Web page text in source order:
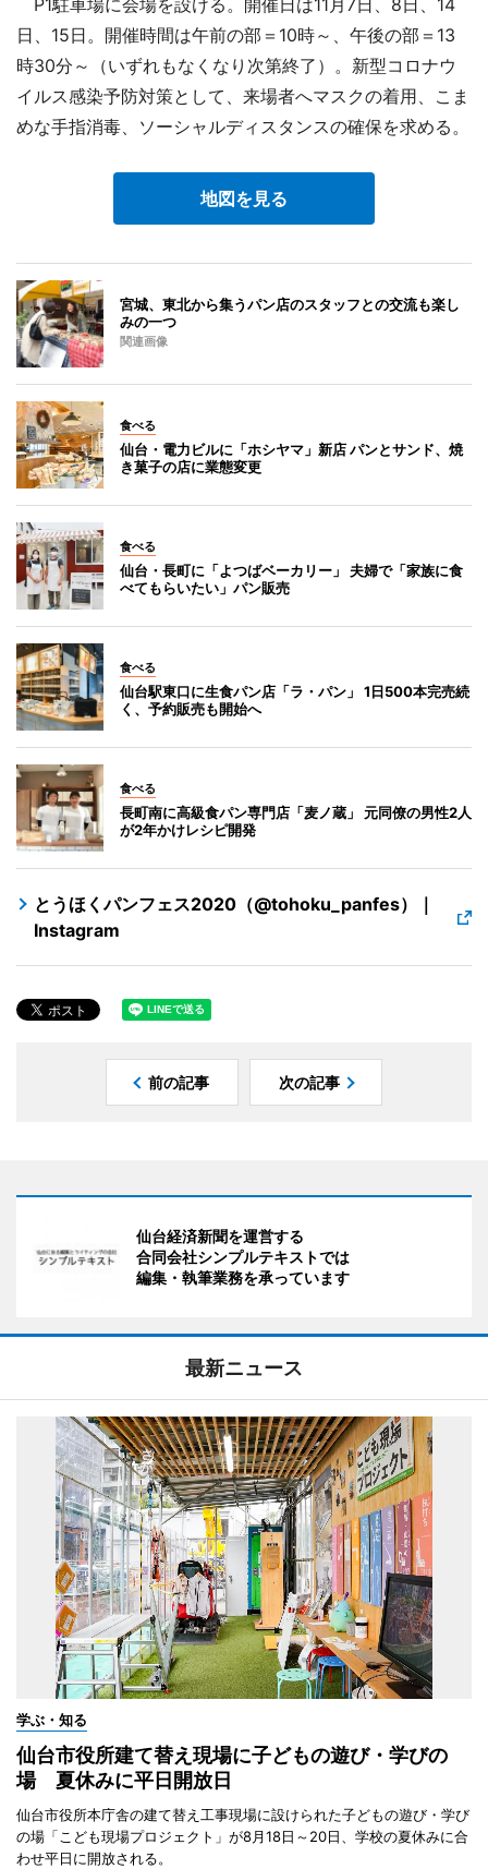
日、15日。開催時間は午前の部＝10時～、午後の部＝13
時30分～（いずれもなくなり次第終了）。新型コロナウ
イルス感染予防対策として、来場者へマスクの着用、こま
めな手指消毒、ソーシャルディスタンスの確保を求める。
地図を見る
宮城、東北から集うパン店のスタッフとの交流も楽し
みの一つ
関連画像
食べる
仙台・電力ビルに「ホシヤマ」新店 パンとサンド、焼
き菓子の店に業態変更
食べる
仙台・長町に「よつばベーカリー」 夫婦で「家族に食
べてもらいたい」パン販売
食べる
仙台駅東口に生食パン店「ラ・パン」 1日500本完売続
く、予約販売も開始へ
食べる
長町南に高級食パン専門店「麦ノ蔵」 元同僚の男性2人
が2年かけレシピ開発
とうほくパンフェス2020（@tohoku_panfes）｜
Instagram
前の記事 次の記事
仙台経済新聞を運営する
合同会社シンプルテキストでは
編集・執筆業務を承っています
最新ニュース
学ぶ・知る
仙台市役所建て替え現場に子どもの遊び・学びの
場 夏休みに平日開放日
仙台市役所本庁舎の建て替え工事現場に設けられた子どもの遊び・学び
の場「こども現場プロジェクト」が8月18日～20日、学校の夏休みに合
わせ平日に開放される。